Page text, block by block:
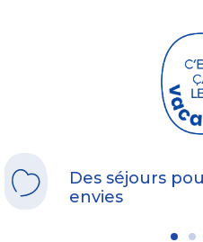
Des séjours
envies